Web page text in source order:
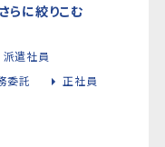
らに絞りこむ
派遣社員
委託 正社員